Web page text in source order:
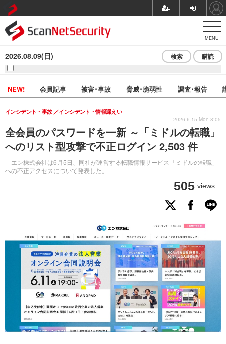
MENU
2026.08.09(日) 検索 購読
NEW! 会員記事 被害･事故 脅威･脆弱性 調査･報告
全会員のパスワードを一新 ～「ミドルの転職」
へのリスト型攻撃で不正ログイン 2,503 件
エン株式会社は6月5日、同社が運営する転職情報サービス「ミドルの転職」
への不正アクセスについて発表した。
インシデント・事故 インシデント・情報漏えい
505 views
2026.6.15 Mon 8:05